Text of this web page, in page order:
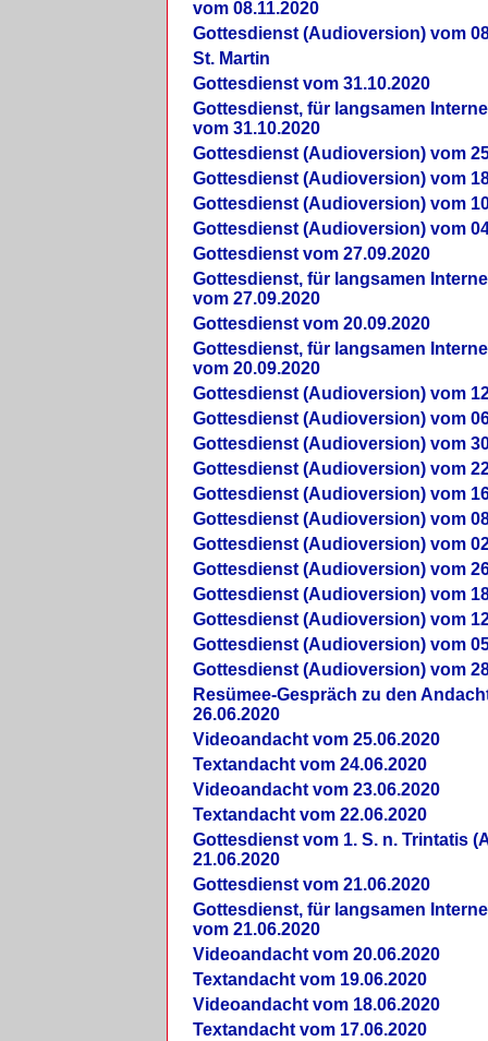
vom 08.11.2020
Gottesdienst (Audioversion) vom
St. Martin
Gottesdienst vom 31.10.2020
Gottesdienst, für langsamen
vom 31.10.2020
Gottesdienst (Audioversion) vom
Gottesdienst (Audioversion) vom
Gottesdienst (Audioversion) vom
Gottesdienst (Audioversion) vom
Gottesdienst vom 27.09.2020
Gottesdienst, für langsamen
vom 27.09.2020
Gottesdienst vom 20.09.2020
Gottesdienst, für langsamen
vom 20.09.2020
Gottesdienst (Audioversion) vom
Gottesdienst (Audioversion) vom
Gottesdienst (Audioversion) vom
Gottesdienst (Audioversion) vom
Gottesdienst (Audioversion) vom
Gottesdienst (Audioversion) vom
Gottesdienst (Audioversion) vom
Gottesdienst (Audioversion) vom
Gottesdienst (Audioversion) vom
Gottesdienst (Audioversion) vom
Gottesdienst (Audioversion) vom
Gottesdienst (Audioversion) vom
Re­sü­mee-Gespräch zu den
26.06.2020
Videoandacht vom 25.06.2020
Textandacht vom 24.06.2020
Videoandacht vom 23.06.2020
Textandacht vom 22.06.2020
Gottesdienst vom 1. S. n. Trintatis
21.06.2020
Gottesdienst vom 21.06.2020
Gottesdienst, für langsamen
vom 21.06.2020
Videoandacht vom 20.06.2020
Textandacht vom 19.06.2020
Videoandacht vom 18.06.2020
Textandacht vom 17.06.2020